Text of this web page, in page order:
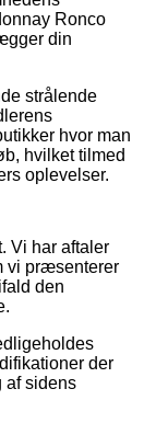
Ronco
din
strålende
hvor man
hvilket tilmed
oplevelser.
Vi har aftaler
vi præsenterer
den
der
af sidens